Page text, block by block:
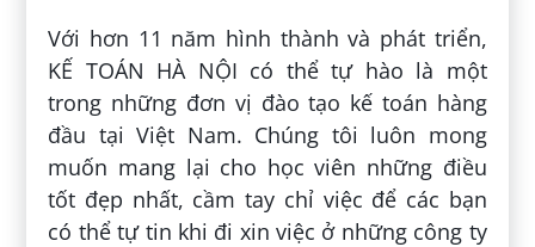
Với hơn 11 năm hình thành và phát triển,
KẾ TOÁN HÀ NỘI có thể tự hào là một
trong những đơn vị đào tạo kế toán hàng
đầu tại Việt Nam. Chúng tôi luôn mong
muốn mang lại cho học viên những điều
tốt đẹp nhất, cầm tay chỉ việc để các bạn
có thể tự tin khi đi xin việc ở những công ty